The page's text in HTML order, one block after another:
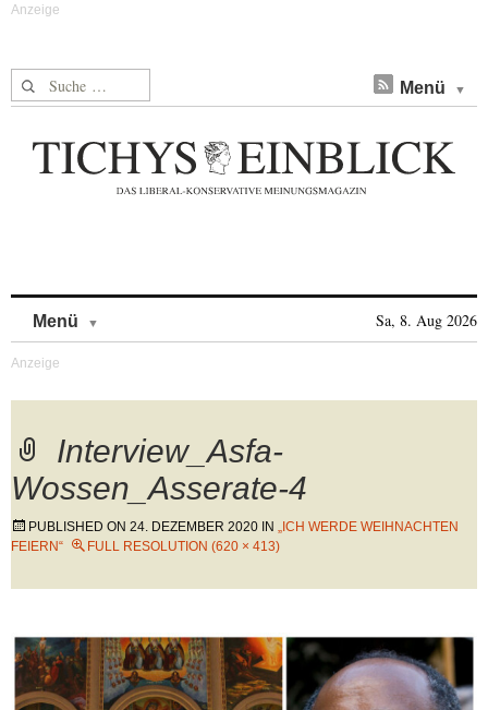
Suche nach: Menü
Menü Sa, 8. Aug 2026
Interview_Asfa-
Wossen_Asserate-4
PUBLISHED ON 24. DEZEMBER 2020 IN „ICH WERDE WEIHNACHTEN
FEIERN“
FULL RESOLUTION (620 × 413)